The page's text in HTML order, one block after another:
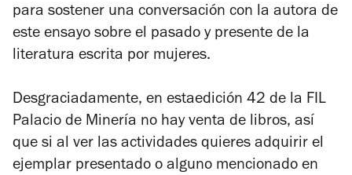
para sostener una conversación con la autora de
este ensayo sobre el pasado y presente de la
literatura escrita por mujeres.
Desgraciadamente, en estaedición 42 de la FIL
Palacio de Minería no hay venta de libros, así
que si al ver las actividades quieres adquirir el
ejemplar presentado o alguno mencionado en